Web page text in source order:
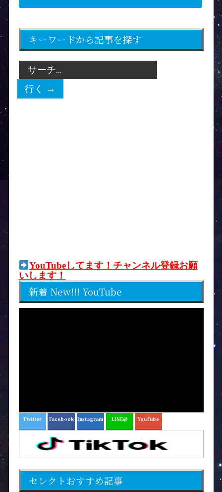
キーワードから記事を探す
YouTubeしてます！チャンネル登録お願
いします！
新着 New!!! YouTube
Twitter Facebook Instagram LINE@ YouTube
セレクトおすすめ記事